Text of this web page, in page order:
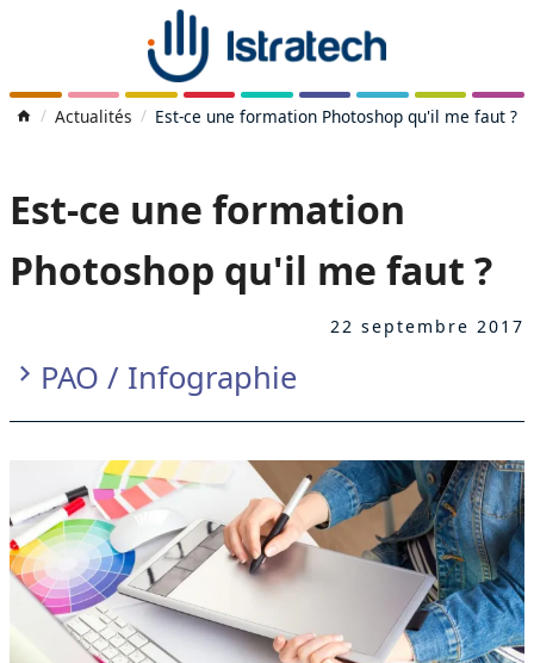
Actualités Est-ce une formation Photoshop qu'il me faut ?
Est-ce une formation
Photoshop qu'il me faut ?
22 septembre 2017
PAO / Infographie